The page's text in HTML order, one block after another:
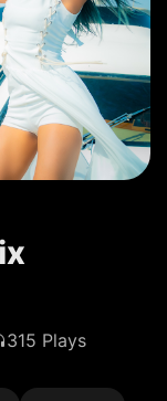
315 Plays